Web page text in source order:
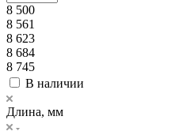
8 500
8 561
8 623
8 684
8 745
В наличии
Длина, мм